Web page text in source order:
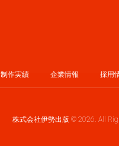
制作実績 企業情報 採用
株式会社伊勢出版 © 2026. All